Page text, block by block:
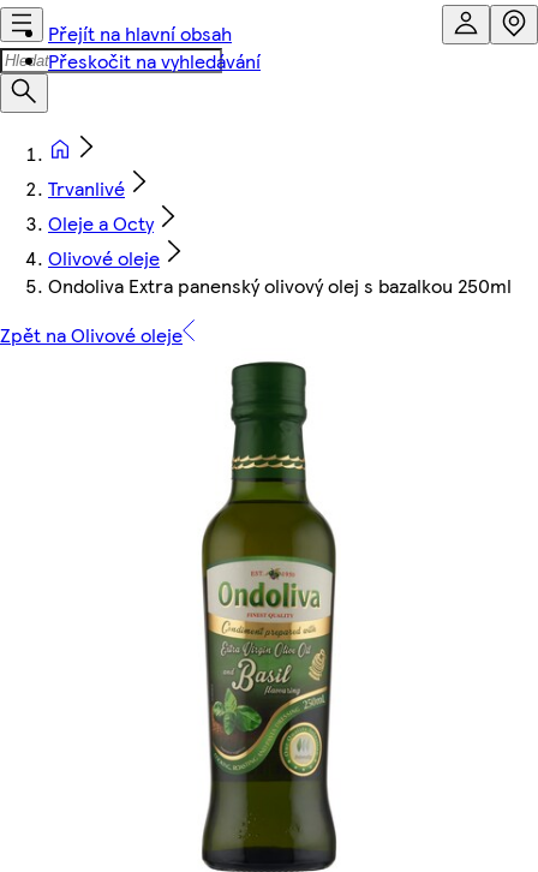
Přejít na hlavní obsah
Přeskočit na vyhledávání
Trvanlivé
Oleje a Octy
Olivové oleje
Ondoliva Extra panenský olivový olej s bazalkou 250ml
Zpět na Olivové oleje